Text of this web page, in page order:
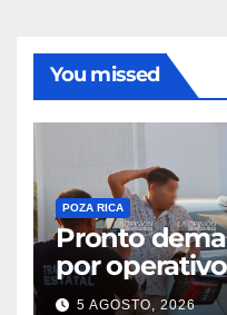
You missed
POZA RICA
Pronto
por
5 AGOSTO, 2026